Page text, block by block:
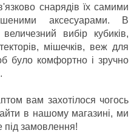
снарядів їх самими
аксесуарами. В
вибір кубиків,
мішечків, веж для
було комфортно і зручно
вам захотілося чогось
в нашому магазині, ми
під замовлення!